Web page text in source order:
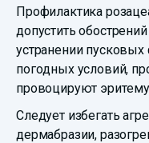
Профилактика
допустить
устранении
погодных условий,
провоцируют
Следует избегать
дермабразии,